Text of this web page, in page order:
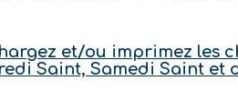
et/ou imprimez les
Saint, Samedi Saint et